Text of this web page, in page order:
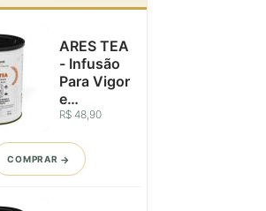
ARES TEA
- Infusão
Para Vigor
e
Vitalidade.
Que
Inspira
R$ 48,90
COMPRAR